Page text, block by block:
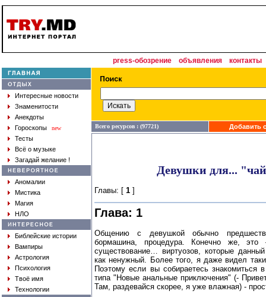
press-обозрение объявления контакты
Интересные новости
Знаменитости
Анекдоты
Гороскопы
new
Тесты
Всё о музыке
Загадай желание !
Аномалии
Мистика
Магия
НЛО
Библейские истории
Вампиры
Астрология
Психология
Твоё имя
Технологии
Всего ресурсов : (97721) Добавить
Девушки для...
Главы: [ 1 ]
Глава: 1
Общению с девушкой обычно
бормашина, процедура. Конечно же,
существование… виртуозов, которые
как ненужный. Более того, я даже видел
Поэтому если вы собираетесь знакомиться
типа "Новые анальные приключения" (-
Там, раздевайся скорее, я уже влажная) -